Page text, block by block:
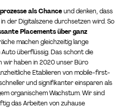
als Chanceund denken, dass
der Digitalszene durchsetzen wird. So
Placements über ganz
machen gleichzeitig lange
überflüssig. Das schont die
wir haben in 2020 unser Büro
Etablieren von mobile-first-
und signifikanter einsparen als
organischem Wachstum. Wir sind
das Arbeiten von zuhause